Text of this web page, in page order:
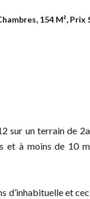
154 M², Prix
sur un terrain de
et à moins de 10
et